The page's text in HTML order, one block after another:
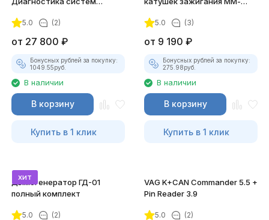
5.0 (2)
от 27 800 ₽
Бонусных рублей за покупку:
1049.55руб.
В наличии
В корзину
Купить в 1 клик
комплект)
5.0 (3)
от 9 190 ₽
Бонусных рублей за покупку:
275.98руб.
В наличии
В корзину
Купить в 1 клик
хит
Дымогенератор ГД-01
полный комплект
5.0 (2)
VAG K+CAN Commander 5.5 +
Pin Reader 3.9
5.0 (2)